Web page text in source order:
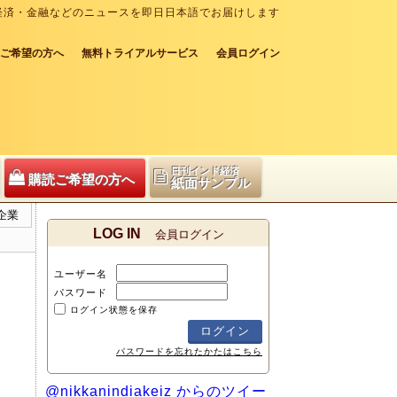
・金融などのニュースを即日日本語でお届けします
希望の方へ 無料トライアルサービス 会員ログイン
購読ご希望の方へ
日刊インド経済
紙面サンプル
業
LOG IN 会員ログイン
ユーザー名
パスワード
ログイン状態を保存
パスワードを忘れたかたはこちら
@nikkanindiakeiz からのツイー